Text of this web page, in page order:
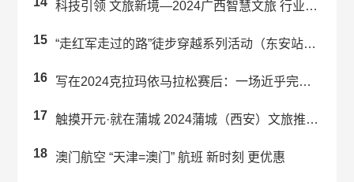
科技引领 文旅新境—2024广西智慧文旅 行业交流大会在南宁成功举办
15 “走红军走过的路”徒步穿越系列活动（东安站）暨舜皇山首届登山活动举行
16 写在2024克拉玛依马拉松赛后：一场近乎完美的“双向奔赴”
17 触摸开元·就在蒲城 2024蒲城（西安）文旅推介会成功举办
18 澳门航空 “天津=澳门” 航班 新时刻 更优惠